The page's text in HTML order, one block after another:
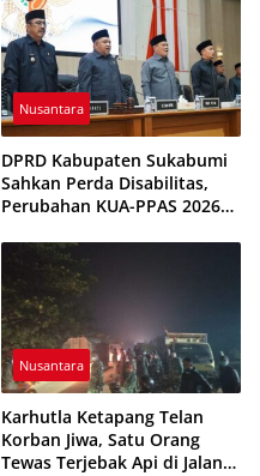
Nusantara
DPRD Kabupaten Sukabumi
Sahkan Perda Disabilitas,
Perubahan KUA-PPAS 2026
Nusantara
Karhutla Ketapang Telan
Korban Jiwa, Satu Orang
Tewas Terjebak Api di Jalan